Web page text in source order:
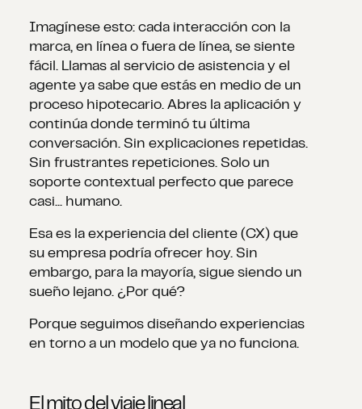
Imagínese esto: cada interacción con la
marca, en línea o fuera de línea, se siente
fácil. Llamas al servicio de asistencia y el
agente ya sabe que estás en medio de un
proceso hipotecario. Abres la aplicación y
continúa donde terminó tu última
conversación. Sin explicaciones repetidas.
Sin frustrantes repeticiones. Solo un
soporte contextual perfecto que parece
casi... humano.
Esa es la experiencia del cliente (CX) que
su empresa podría ofrecer hoy. Sin
embargo, para la mayoría, sigue siendo un
sueño lejano. ¿Por qué?
Porque seguimos diseñando experiencias
en torno a un modelo que ya no funciona.
El mito del viaje lineal